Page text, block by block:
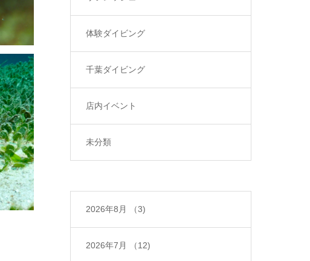
体験ダイビング
千葉ダイビング
店内イベント
未分類
2026年8月 （3)
2026年7月 （12)